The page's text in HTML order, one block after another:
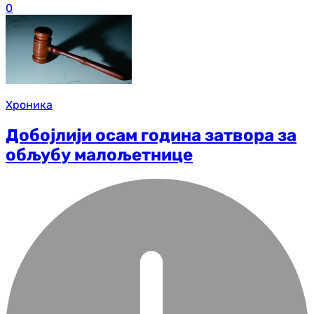
0
Хроника
Добојлији осам година затвора за
обљубу малољетнице